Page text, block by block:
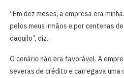
“Em dez meses, a empresa era
pelos meus irmãos e por centenas
daquilo”, diz.
O cenário não era favorável. A
severas de crédito e carregava uma